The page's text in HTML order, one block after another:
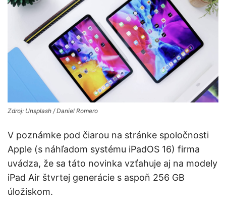
Zdroj: Unsplash / Daniel Romero
V poznámke pod čiarou na stránke spoločnosti
Apple (s náhľadom systému iPadOS 16) firma
uvádza, že sa táto novinka vzťahuje aj na modely
iPad Air štvrtej generácie s aspoň 256 GB
úložiskom.